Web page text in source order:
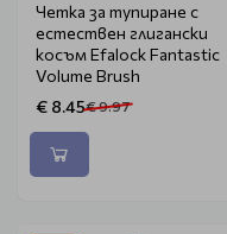
Четка за тупиране с
естествен глигански
косъм Efalock Fantastic
Volume Brush
€ 8.45€ 9.97